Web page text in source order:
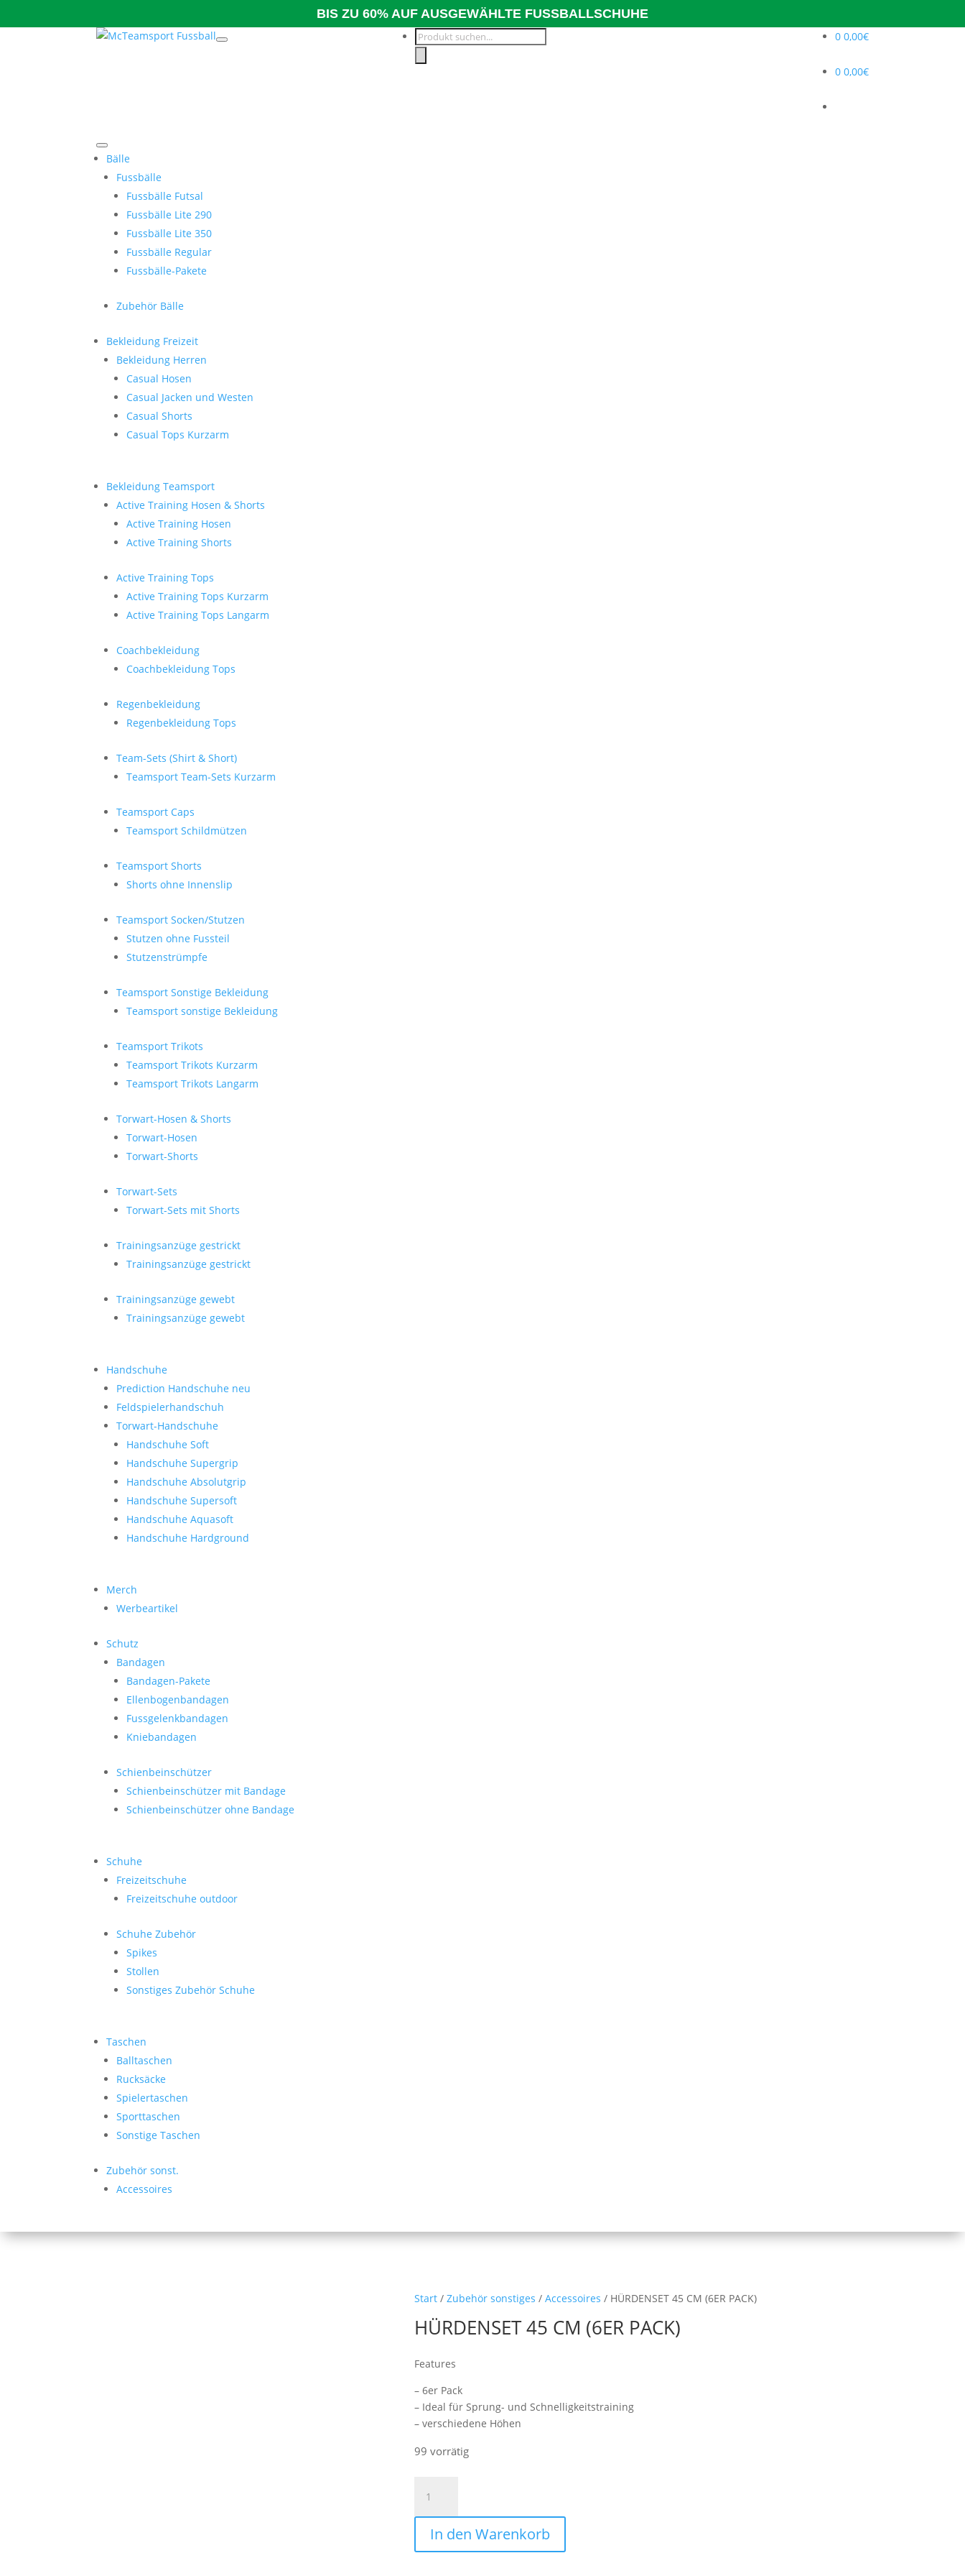
BIS ZU 60% AUF AUSGEWÄHLTE FUSSBALLSCHUHE
Products
0 0,00€
0 0,00€
Bälle
Fussbälle
Fussbälle Futsal
Fussbälle Lite 290
Fussbälle Lite 350
Fussbälle Regular
Fussbälle-Pakete
Zubehör Bälle
Bekleidung Freizeit
Bekleidung Herren
Casual Hosen
Casual Jacken und Westen
Casual Shorts
Casual Tops Kurzarm
Bekleidung Teamsport
Active Training Hosen & Shorts
Active Training Hosen
Active Training Shorts
Active Training Tops
Active Training Tops Kurzarm
Active Training Tops Langarm
Coachbekleidung
Coachbekleidung Tops
Regenbekleidung
Regenbekleidung Tops
Team-Sets (Shirt & Short)
Teamsport Team-Sets Kurzarm
Teamsport Caps
Teamsport Schildmützen
Teamsport Shorts
Shorts ohne Innenslip
Teamsport Socken/Stutzen
Stutzen ohne Fussteil
Stutzenstrümpfe
Teamsport Sonstige Bekleidung
Teamsport sonstige Bekleidung
Teamsport Trikots
Teamsport Trikots Kurzarm
Teamsport Trikots Langarm
Torwart-Hosen & Shorts
Torwart-Hosen
Torwart-Shorts
Torwart-Sets
Torwart-Sets mit Shorts
Trainingsanzüge gestrickt
Trainingsanzüge gestrickt
Trainingsanzüge gewebt
Trainingsanzüge gewebt
Handschuhe
Prediction Handschuhe neu
Feldspielerhandschuh
Torwart-Handschuhe
Handschuhe Soft
Handschuhe Supergrip
Handschuhe Absolutgrip
Handschuhe Supersoft
Handschuhe Aquasoft
Handschuhe Hardground
Merch
Werbeartikel
Schutz
Bandagen
Bandagen-Pakete
Ellenbogenbandagen
Fussgelenkbandagen
Kniebandagen
Schienbeinschützer
Schienbeinschützer mit Bandage
Schienbeinschützer ohne Bandage
Schuhe
Freizeitschuhe
Freizeitschuhe outdoor
Schuhe Zubehör
Spikes
Stollen
Sonstiges Zubehör Schuhe
Taschen
Balltaschen
Rucksäcke
Spielertaschen
Sporttaschen
Sonstige Taschen
Zubehör sonst.
Accessoires
Start /Zubehör sonstiges /Accessoires / HÜRDENSET 45 CM (6ER PACK)
HÜRDENSET 45 CM (6ER PACK)
Features
– 6er Pack
– Ideal für Sprung- und Schnelligkeitstraining
– verschiedene Höhen
99 vorrätig
CM
(6ER
PACK)
In den Warenkorb